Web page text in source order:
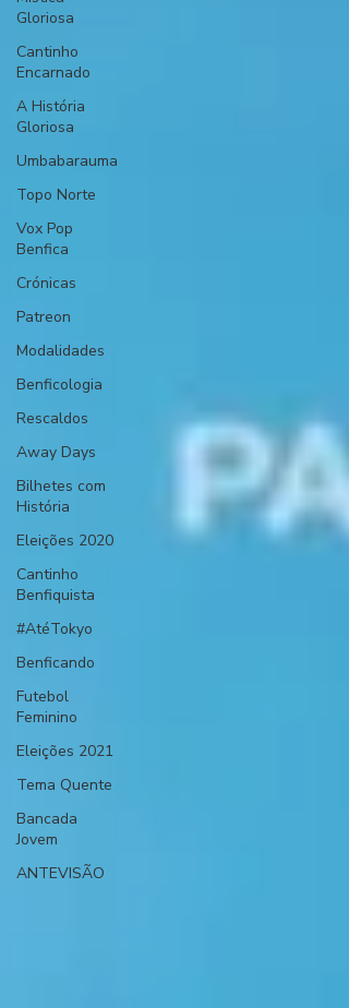
Gloriosa
Cantinho
Encarnado
A História
Gloriosa
Umbabarauma
Topo Norte
Vox Pop
Benfica
Crónicas
Patreon
Modalidades
Benficologia
Rescaldos
Away Days
Bilhetes com
História
Eleições 2020
Cantinho
Benfiquista
#AtéTokyo
Benficando
Futebol
Feminino
Eleições 2021
Tema Quente
Bancada
Jovem
ANTEVISÃO